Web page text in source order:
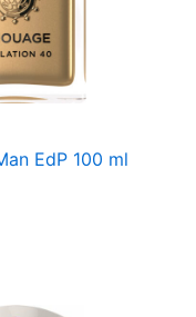
EdP 100 ml